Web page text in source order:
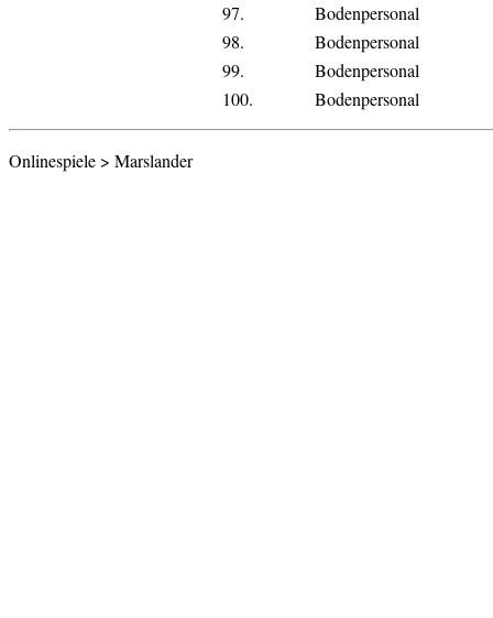
97.
Bodenpersonal
98.
Bodenpersonal
99.
Bodenpersonal
100.
Bodenpersonal
Onlinespiele > Marslander